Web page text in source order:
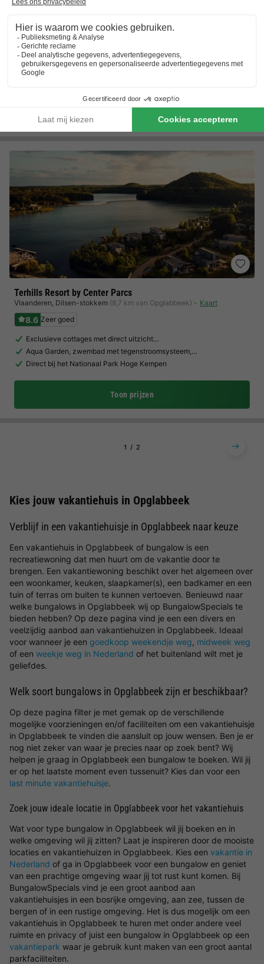
Camping de Binnenvaart
Vlaanderen,Houthalen-helchteren
Gratis toegang waterparadijs
Kamperen in Belgische natuur
Terhills Resort by Center Parcs
Vlaanderen, Dilsen-stokkem (8,7 km van Opglabbeek) Kaart
8.6 Zeer goed
Exclusieve cottages met direct uitzicht…
Aqua Garden, zwembad met tegenstroomsysteem,…
Direct bij het Nationaal Park Hoge Kempen
Toon prijzen
1 2
Kies jouw vakantiehuis in Opglabbeek
Verblijf in een vakantiehuisje in Opglabbeek naar keuze
Een vakantiehuis in Opglabbeek of bungalow is een
recreatiewoning dat men huurt om de vakantie door te
brengen. Een vakantiewoning beschikt over het algemeen over
een woonkamer, keuken, slaapkamer(s), een badkamer en een
tuin of terras om buiten te kunnen vertoeven. Benieuwd naar
welke bungalows in Opglabbeek wij op BungalowSpecials te
bieden hebben? Op deze pagina vind je een een divers en
veelzijdig aanbod aan vakantiehuizen in Opglabbeek. Ideaal
voor wanneer je een goedkoop weekendje weg, midweek weg
of een weekje weg in Nederland of het buitenland wilt met je
geliefdes.
Welk soort bungalows in Opglabbeek zijn er beschikbaar?
Op deze pagina filter je met gemak op de verschillende
mogelijke voorzieningen en/of faciliteiten om een vakantiehuisje
in Opglabbeek te vinden die aansluit op jouw wensen. Ben je er
nog niet zeker van waar je precies naar op zoek bent? Wij
helpen je graag in Opglabbeek een bungalow te boeken. Wil jij
er op het laatste moment even tussenuit? Kies dan voor een
last minute vakantiehuisje.
Zoek jouw ideale locatie in Opglabbeek voor het vakantiehuis
Wat voor type bungalow in Opglabbeek wil jij boeken en in
welke omgeving wil jij zitten? Laat je inspireren door de mooiste
locaties en vakantiehuizen in Opglabbeek. Kies een vakantie in
Nederland of ga in Opglabbeek voor een bungalow en geniet
van een prachtige omgeving waar jij tot rust kunt komen. Bij
BungalowSpecials vind je een groot aanbod aan
vakantiehuisjes in een bosrijke omgeving, aan zee, tussen de
bergen of in een rustige omgeving. Het is dus mogelijk om een
vakantiehuis in Opglabbeek te huren met onder andere veel
ruimte en privacy of juist een bungalow in Opglabbeek op een
vakantiepark waar je gebruik kunt maken van een groot aantal
parkfaciliteiten.